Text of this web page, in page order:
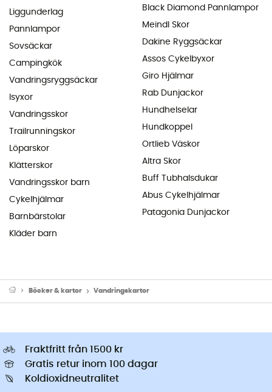
Liggunderlag
Pannlampor
Sovsäckar
Campingkök
Vandringsryggsäckar
Isyxor
Vandringsskor
Trailrunningskor
Löparskor
Klätterskor
Vandringsskor barn
Cykelhjälmar
Barnbärstolar
Kläder barn
Black Diamond Pannlampor
Meindl Skor
Dakine Ryggsäckar
Assos Cykelbyxor
Giro Hjälmar
Rab Dunjackor
Hundhelselar
Hundkoppel
Ortlieb Väskor
Altra Skor
Buff Tubhalsdukar
Abus Cykelhjälmar
Patagonia Dunjackor
Böcker & kartor Vandringskartor
Fraktfritt från 1500 kr
Gratis retur inom 100 dagar
Koldioxidneutralitet